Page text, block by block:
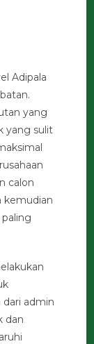
Adipala
yang
yang sulit
calon
kemudian
admin
dan